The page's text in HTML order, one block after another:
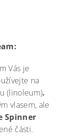
Vás je
na
(linoleum).
vlasem, ale
Spinner
části.